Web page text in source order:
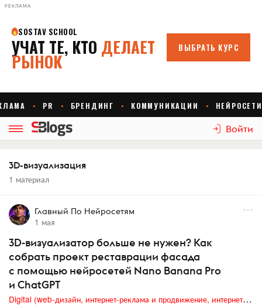
РЕКЛАМА
Войти
3D-визуализация
1 материал
Главный По Нейросетям
1 мая
3D-визуализатор больше не нужен? Как
собрать проект реставрации фасада
с помощью нейросетей Nano Banana Pro
и ChatGPT
Digital (web-дизайн, интернет-реклама и продвижение, интернет-сообщества и блоги, интернет-коммуникации, мобильный маркетинг, реклама на цифровых экранах)